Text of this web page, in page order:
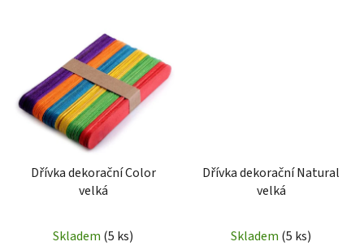
Dřívka dekorační Color
velká
Skladem (5 ks)
Dřívka dekorační Natural
velká
Skladem (5 ks)